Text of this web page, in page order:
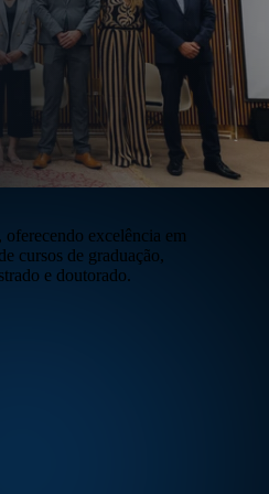
excelência em
cursos de graduação,
e doutorado.